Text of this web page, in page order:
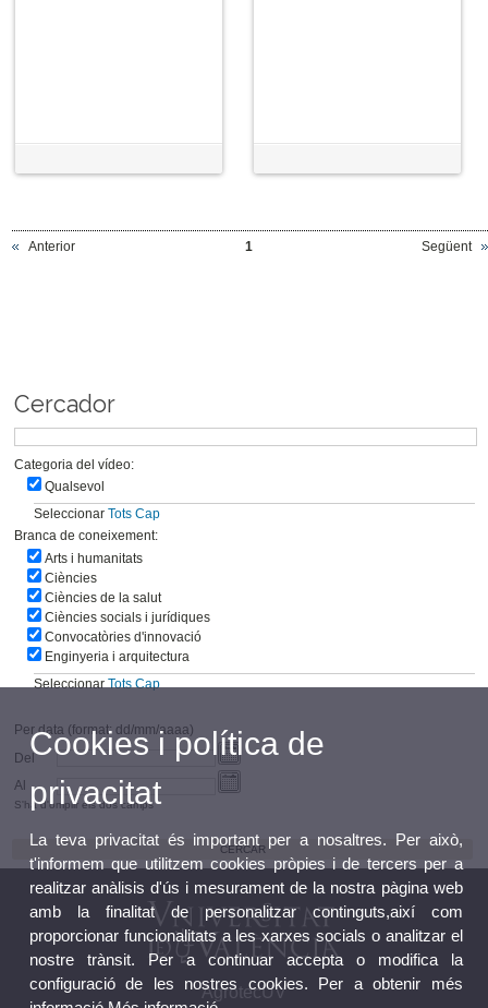
Anterior 1 Següent
Cercador
Categoria del vídeo:
Qualsevol
SeleccionarTots Cap
Branca de coneixement:
Arts i humanitats
Ciències
Ciències de la salut
Ciències socials i jurídiques
Convocatòries d'innovació
Enginyeria i arquitectura
SeleccionarTots Cap
Per data (format: dd/mm/aaaa)
Del
Al
S'ha d'omplir els dos camps
AgrotecUV
Cookies i política de
privacitat
La teva privacitat és important per a nosaltres. Per això,
t'informem que utilitzem cookies pròpies i de tercers per a
realitzar anàlisis d'ús i mesurament de la nostra pàgina web
amb la finalitat de personalitzar continguts,així com
proporcionar funcionalitats a les xarxes socials o analitzar el
nostre trànsit. Per a continuar accepta o modifica la
configuració de les nostres cookies. Per a obtenir més